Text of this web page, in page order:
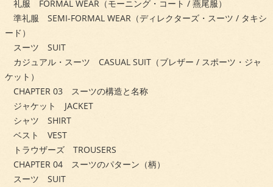
礼服 FORMAL WEAR（モーニング・コート / 燕尾服）
準礼服 SEMI-FORMAL WEAR（ディレクターズ・スーツ / タキシ
ード）
スーツ SUIT
カジュアル・スーツ CASUAL SUIT（ブレザー / スポーツ・ジャ
ケット）
CHAPTER 03 スーツの構造と名称
ジャケット JACKET
シャツ SHIRT
ベスト VEST
トラウザーズ TROUSERS
CHAPTER 04 スーツのパターン（柄）
スーツ SUIT